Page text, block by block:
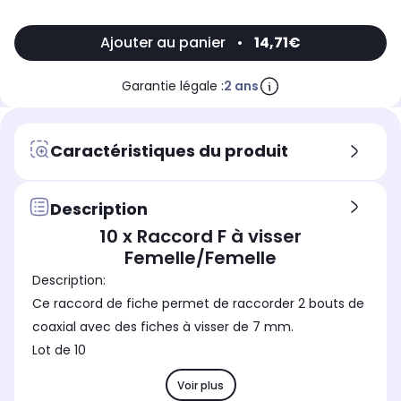
Ajouter au panier • 14,71€
Garantie légale :2 ans
Caractéristiques du produit
Description
10 x Raccord F à visser
Femelle/Femelle
Description:
Ce raccord de fiche permet de raccorder 2 bouts de
coaxial avec des fiches à visser de 7 mm.
Lot de 10
Voir plus